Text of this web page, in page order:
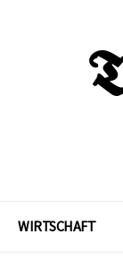
WIRTSCHAFT